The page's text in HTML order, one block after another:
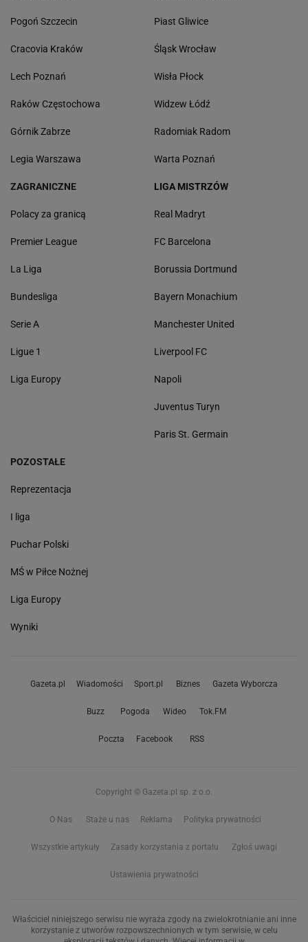
Pogoń Szczecin
Cracovia Kraków
Lech Poznań
Raków Częstochowa
Górnik Zabrze
Legia Warszawa
Piast Gliwice
Śląsk Wrocław
Wisła Płock
Widzew Łódź
Radomiak Radom
Warta Poznań
ZAGRANICZNE
Polacy za granicą
Premier League
La Liga
Bundesliga
Serie A
Ligue 1
Liga Europy
LIGA MISTRZÓW
Real Madryt
FC Barcelona
Borussia Dortmund
Bayern Monachium
Manchester United
Liverpool FC
Napoli
Juventus Turyn
Paris St. Germain
POZOSTAŁE
Reprezentacja
I liga
Puchar Polski
MŚ w Piłce Nożnej
Liga Europy
Wyniki
Gazeta.pl Wiadomości Sport.pl Biznes Gazeta Wyborcza
Buzz Pogoda Wideo Tok.FM
Poczta Facebook RSS
Copyright © Gazeta.pl sp. z o.o.
O Nas Staże u nas Reklama Polityka prywatności
Wszystkie artykuły Zasady korzystania z portalu Zgłoś uwagi
Ustawienia prywatności
Właściciel niniejszego serwisu nie wyraża zgody na zwielokrotnianie ani inne
korzystanie z utworów rozpowszechnionych w tym serwisie, w celu